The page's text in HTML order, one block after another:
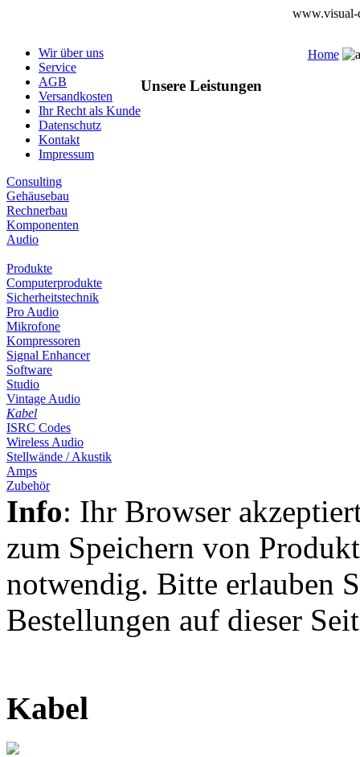
www.visual-
Wir über uns
Service
AGB
Versandkosten
Ihr Recht als Kunde
Datenschutz
Kontakt
Impressum
Home
Unsere Leistungen
Consulting
Gehäusebau
Rechnerbau
Komponenten
Audio
Produkte
Computerprodukte
Sicherheitstechnik
Pro Audio
Mikrofone
Kompressoren
Signal Enhancer
Software
Studio
Vintage Audio
Kabel
ISRC Codes
Wireless Audio
Stellwände / Akustik
Amps
Zubehör
Info: Ihr Browser
zum Speichern von
notwendig. Bitte erlauben
Bestellungen auf dieser
Kabel